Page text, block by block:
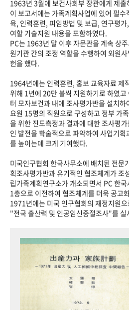
1963년 3월에 보건사회부 장관에게 제출
이 보고서에는 가족계획사업에 있어 필
육, 인력훈련, 피임방법 및 보급, 연구평
여할 기술지원 내용을 포함하였다.
PC는 1963년 말 이후 자문관을 계속 상
원기관 간의 조정 역할을 수행하여 외원
헌을 했다.
1964년에는 인력훈련, 홍보 교육자료 제
위해 1년에 20만 불씩 지원하기로 하였
터 모자보건과 내에 조사평가반을 설치
요원 15명의 직원으로 구성하고 정부 가
을 위한 진도측정과 결과에 대한 조사평
인 발전을 학술적으로 파악하여 사업기
를 높이는데 크게 기여했다.
미국인구협회 한국사무소에 배치된 전문
획조사평가반과 유기적인 협조체계가 조
립가족계획연구소가 개소되면서 PC 한
1층으로 이전하여 협조체계를 더욱 공고
1971년에는 미국 인구협회의 재정지원
"전국 출산력 및 인공임신중절조사"를 실